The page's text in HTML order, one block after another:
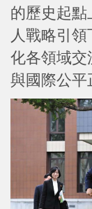
的歷史起
人戰略引
化各領域交
與國際公平